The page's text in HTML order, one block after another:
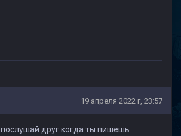
19 апреля 2022 г, 23:57
послушай друг когда ты пишешь